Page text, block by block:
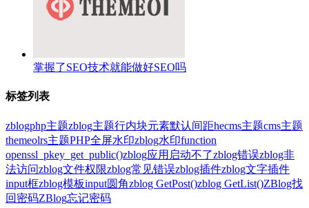
掌握了SEO技术就能做好SEO吗
标签列表
zblogphp主题zblog主题行内块元素默认间距hecms主题cms主题
themeolrs主题PHP全屏水印zblog水印function
openssl_pkey_get_public()zblog应用启动不了zblog错误zblog非
法访问zblog文件权限zblog常见错误zblog插件zblog文字插件
input框zblog模板input圆角zblog GetPost()zblog GetList()ZBlog找
回密码ZBlog忘记密码